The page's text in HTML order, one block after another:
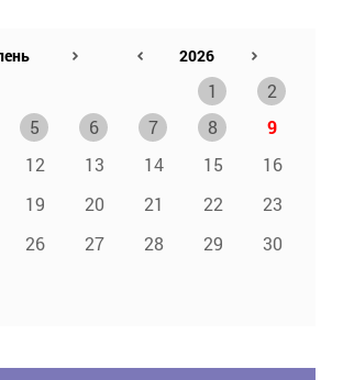
1
2
5 6 7 8
9
12 13 14 15
16
19 20 21 22
23
26 27 28 29
30